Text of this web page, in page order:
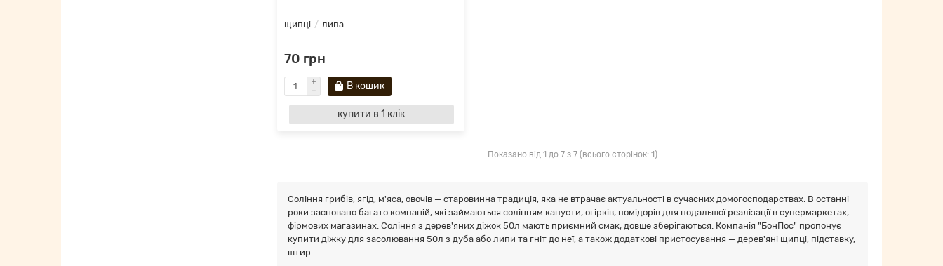
щипці липа
70 грн
В кошик
купити в 1 клік
Показано від 1 до 7 з 7 (всього сторінок: 1)
Соління грибів, ягід, м'яса, овочів — старовинна традиція, яка не втрачає актуальності в сучасних домогосподарствах. В останні
роки засновано багато компаній, які займаються солінням капусти, огірків, помідорів для подальшої реалізації в супермаркетах,
фірмових магазинах. Соління з дерев'яних діжок 50л мають приємний смак, довше зберігаються. Компанія "БонПос" пропонує
купити діжку для засолювання 50л з дуба або липи та гніт до неї, а також додаткові пристосування — дерев'яні щипці, підставку,
штир.